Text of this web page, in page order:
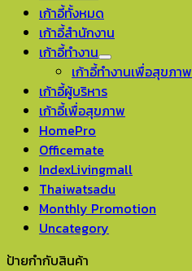
เก้าอี้ทั้งหมด
เก้าอี้สำนักงาน
เก้าอี้ทำงาน
เก้าอี้ทำงานเพื่อสุขภาพ
เก้าอี้ผู้บริหาร
เก้าอี้เพื่อสุขภาพ
HomePro
Officemate
IndexLivingmall
Thaiwatsadu
Monthly Promotion
Uncategory
ป้ายกำกับสินค้า